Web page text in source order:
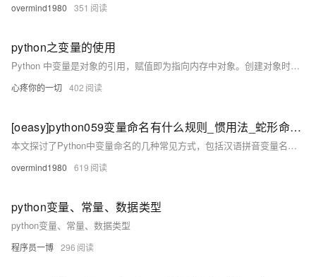
overmind1980 351
python之变量的使用
Python 中变量是对象的引用，赋值即为指向内存中对象。创建对象时，解释器分配内存，引用计数管理内存回收。Python 是动态类型语言，变量类型在运行时确定。对象分为可变与不可变，前者可修改内部状态，后者则不行。命名空间管理变量作用域，确保不同区域的变量独立。
心疼你的一切 402
[oeasy]python059变量命名有什么规则_惯用法_蛇形命名法_name_convention_snake
本文探讨了Python中变量命名的几种常见方式，包括汉语拼音变量名、蛇形命名法（snake_case）和驼峰命名法（CamelCase）。回顾上次内容，我们主要讨论了使用下划线替代空格以提高代码可读性。实际编程中，当变量名由多个单词组成时，合理的命名惯例变得尤为重要。
overmind1980 619
python变量、常量、数据类型
python变量、常量、数据类型
程序员一博 296